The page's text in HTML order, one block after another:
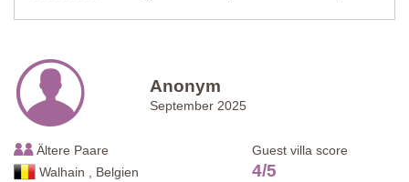
Anonym
September 2025
Ältere Paare
Walhain , Belgien
Guest villa score
4/5